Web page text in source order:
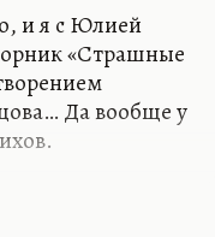
и я с Юлией
«Страшные
Да вообще у